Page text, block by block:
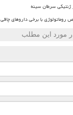
ژنتیکی سرطان سینه
با برخی داروهای چاقی
مورد این مطلب